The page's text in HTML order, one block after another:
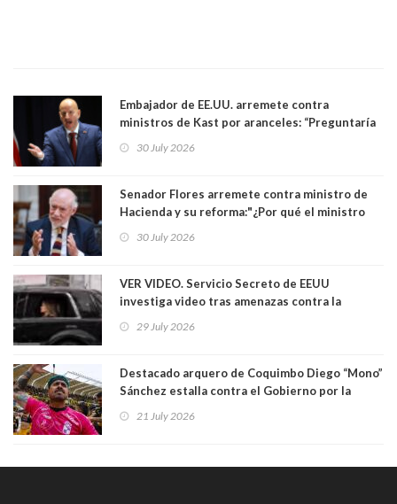
Embajador de EE.UU. arremete contra
ministros de Kast por aranceles: “Preguntaría
Yo diría que no”
30 July 2026
Senador Flores arremete contra ministro de
Hacienda y su reforma:"¿Por qué el ministro
más ricos, pasándole la aplanadora a los
30 July 2026
VER VIDEO. Servicio Secreto de EEUU
investiga video tras amenazas contra la
29 July 2026
Destacado arquero de Coquimbo Diego “Mono”
Sánchez estalla contra el Gobierno por la
contra ministro Poduje a quién trató de
21 July 2026